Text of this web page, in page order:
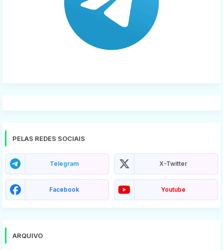
PELAS REDES SOCIAIS
Telegram X-Twitter
Facebook Youtube
ARQUIVO